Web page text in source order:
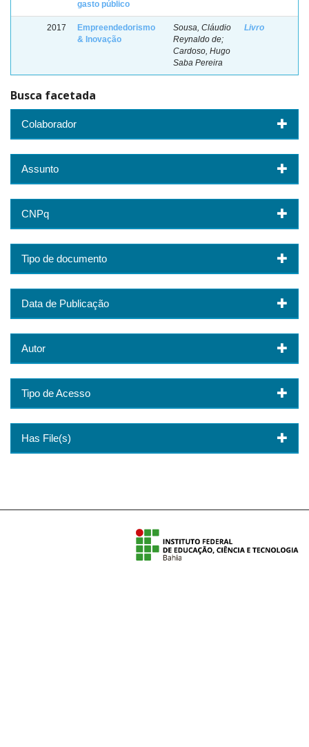
gasto público
2017
Empreendedorismo
& Inovação
Sousa, Cláudio
Reynaldo de;
Cardoso, Hugo
Saba Pereira
Livro
Busca facetada
Colaborador
Assunto
CNPq
Tipo de documento
Data de Publicação
Autor
Tipo de Acesso
Has File(s)